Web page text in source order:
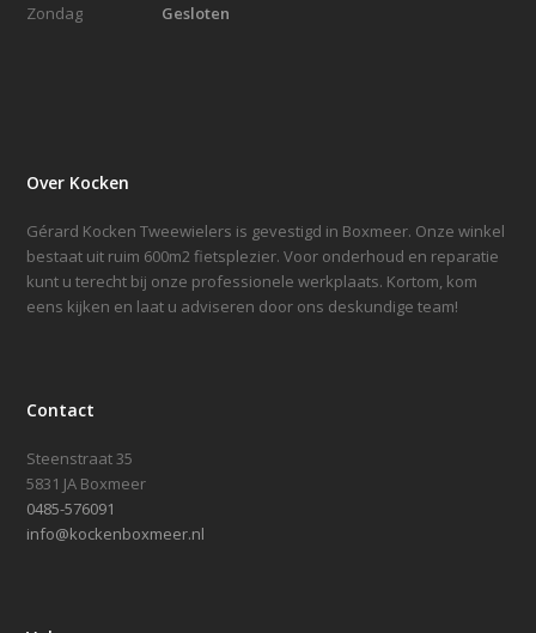
Zondag Gesloten
Over Kocken
Gérard Kocken Tweewielers is gevestigd in Boxmeer. Onze winkel
bestaat uit ruim 600m2 fietsplezier. Voor onderhoud en reparatie
kunt u terecht bij onze professionele werkplaats. Kortom, kom
eens kijken en laat u adviseren door ons deskundige team!
Contact
Steenstraat 35
5831 JA Boxmeer
0485-576091
info@kockenboxmeer.nl